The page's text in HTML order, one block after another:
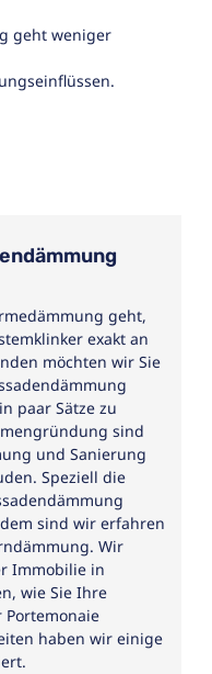
geht weniger
geht,
exakt an
möchten wir Sie
paar Sätze zu
sind
und Sanierung
Speziell die
sind wir erfahren
Wir
Immobilie in
wie Sie Ihre
Portemonaie
haben wir einige